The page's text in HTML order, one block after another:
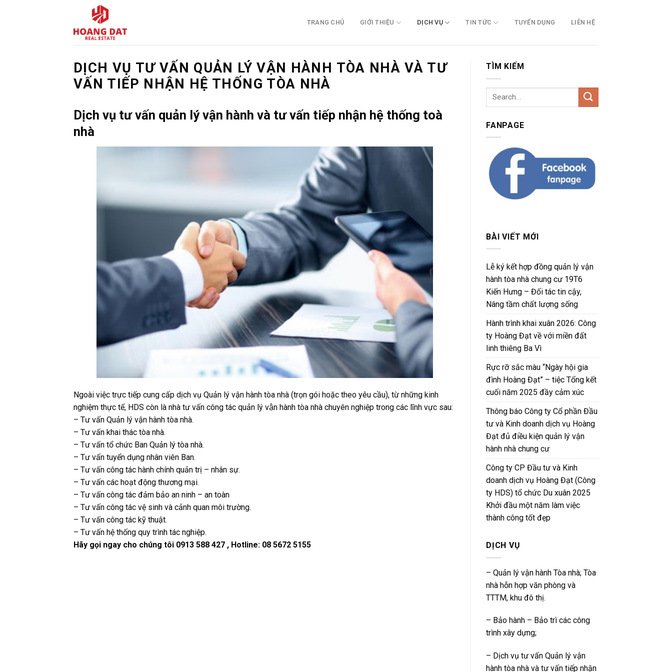
TRANG CHỦ GIỚI THIỆU DỊCH VỤ TIN TỨC TUYỂN DỤNG LIÊN HỆ
DỊCH VỤ TƯ VẤN QUẢN LÝ VẬN HÀNH TÒA NHÀ VÀ TƯ
VẤN TIẾP NHẬN HỆ THỐNG TÒA NHÀ
Dịch vụ tư vấn quản lý vận hành và tư vấn tiếp nhận hệ thống toà
nhà
Ngoài việc trực tiếp cung cấp dịch vụ Quản lý vận hành tòa nhà (trọn gói hoặc theo yêu cầu), từ những kinh
nghiệm thực tế, HDS còn là nhà tư vấn công tác quản lý vận hành tòa nhà chuyên nghiệp trong các lĩnh vực sau:
– Tư vấn Quản lý vận hành tòa nhà.
– Tư vấn khai thác tòa nhà.
– Tư vấn tổ chức Ban Quản lý tòa nhà.
– Tư vấn tuyển dụng nhân viên Ban.
– Tư vấn công tác hành chính quản trị – nhân sự.
– Tư vấn các hoạt động thương mại.
– Tư vấn công tác đảm bảo an ninh – an toàn
– Tư vấn công tác vệ sinh và cảnh quan môi trường.
– Tư vấn công tác kỹ thuật.
– Tư vấn hệ thống quy trình tác nghiệp.
Hãy gọi ngay cho chúng tôi 0913 588 427 , Hotline: 08 5672 5155
TÌM KIẾM
FANPAGE
BÀI VIẾT MỚI
Lễ ký kết hợp đồng quản lý vận
hành tòa nhà chung cư 19T6
Kiến Hưng – Đối tác tin cậy,
Nâng tầm chất lượng sống
Hành trình khai xuân 2026: Công
ty Hoàng Đạt về với miền đất
linh thiêng Ba Vì
Rực rỡ sắc màu “Ngày hội gia
đình Hoàng Đạt” – tiệc Tổng kết
cuối năm 2025 đầy cảm xúc
Thông báo Công ty Cổ phần Đầu
tư và Kinh doanh dịch vụ Hoàng
Đạt đủ điều kiện quản lý vận
hành nhà chung cư
Công ty CP Đầu tư và Kinh
doanh dịch vụ Hoàng Đạt (Công
ty HDS) tổ chức Du xuân 2025
Khởi đầu một năm làm việc
thành công tốt đẹp
DỊCH VỤ
– Quản lý vận hành Tòa nhà; Tòa
nhà hỗn hợp văn phòng và
TTTM, khu đô thị.
– Bảo hành – Bảo trì các công
trình xây dựng;
– Dịch vụ tư vấn Quản lý vận
hành tòa nhà và tư vấn tiếp nhận